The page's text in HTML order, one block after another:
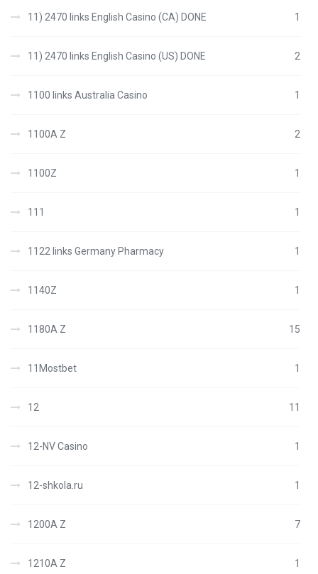
11) 2470 links English Casino (CA) DONE 1
11) 2470 links English Casino (US) DONE 2
1100 links Australia Casino 1
1100A Z 2
1100Z 1
111 1
1122 links Germany Pharmacy 1
1140Z 1
1180A Z 15
11Mostbet 1
12 11
12-NV Casino 1
12-shkola.ru 1
1200A Z 7
1210A Z 1